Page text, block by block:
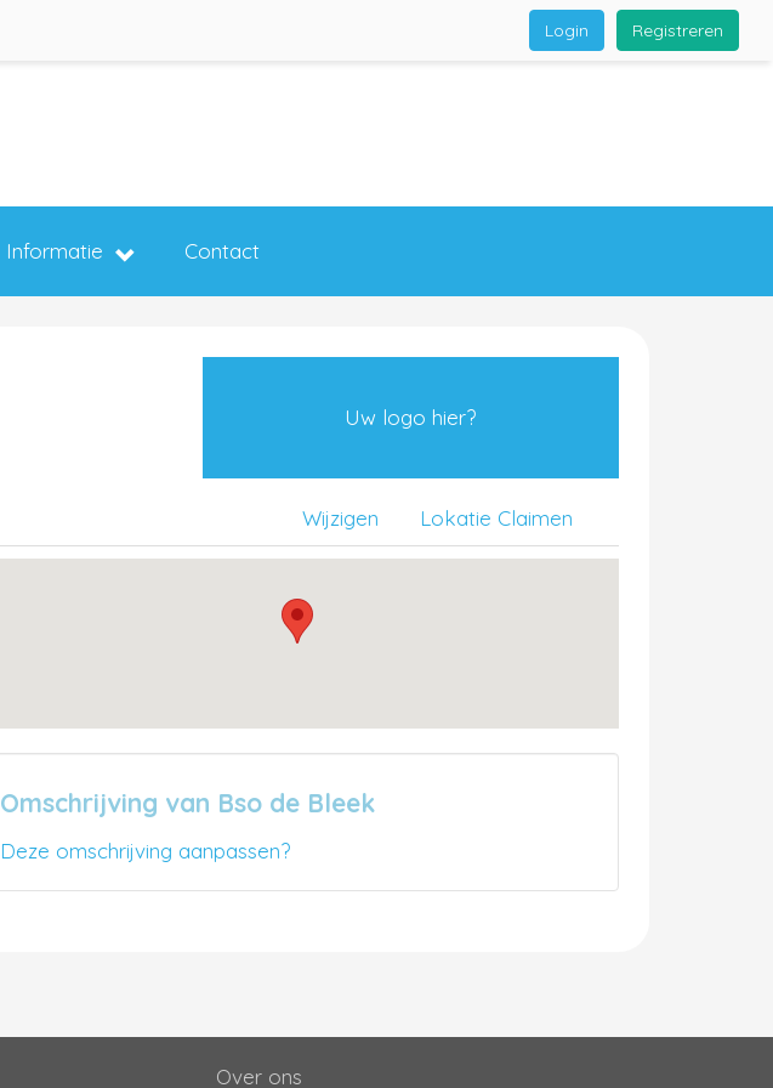
Registreren
Login
Informatie Contact
Uw logo hier?
Lokatie Claimen
Wijzigen
Omschrijving van Bso de Bleek
Deze omschrijving aanpassen?
Over ons